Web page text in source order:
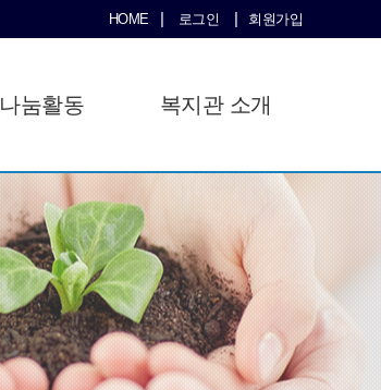
HOME | 로그인 | 회원가입
나눔활동 복지관 소개